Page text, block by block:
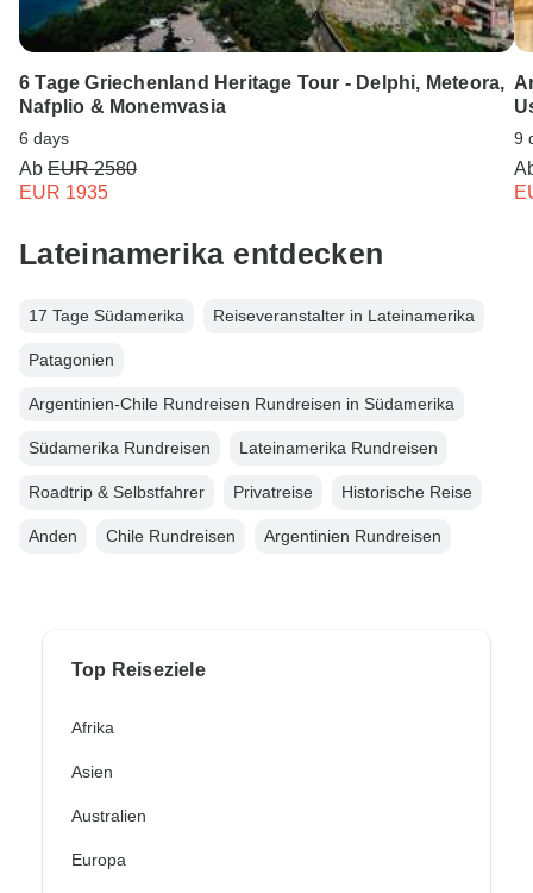
6 Tage Griechenland Heritage Tour - Delphi, Meteora,
Nafplio & Monemvasia
6 days
Ab EUR 2580
EUR 1935
9
Lateinamerika entdecken
17 Tage Südamerika Reiseveranstalter in Lateinamerika
Patagonien
Argentinien-Chile Rundreisen Rundreisen in Südamerika
Südamerika Rundreisen Lateinamerika Rundreisen
Roadtrip & Selbstfahrer Privatreise Historische Reise
Anden Chile Rundreisen Argentinien Rundreisen
Top Reiseziele
Afrika
Asien
Australien
Europa